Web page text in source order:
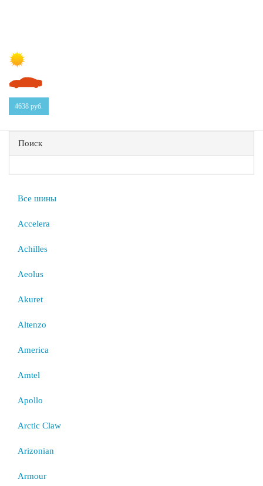
4638 руб.
Поиск
Все шины
Accelera
Achilles
Aeolus
Akuret
Altenzo
America
Amtel
Apollo
Arctic Claw
Arizonian
Armour